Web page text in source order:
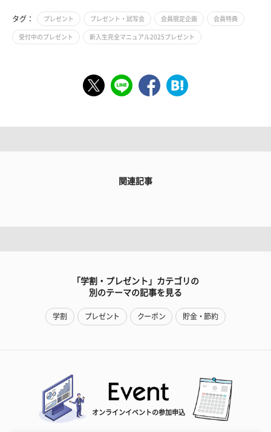
タグ： プレゼント プレゼント・試写会 会員限定企画 会員特典
受付中のプレゼント 新入生完全マニュアル2025プレゼント
関連記事
「学割・プレゼント」カテゴリの
別のテーマの記事を見る
学割 プレゼント クーポン 貯金・節約
オンラインイベントの参加申込